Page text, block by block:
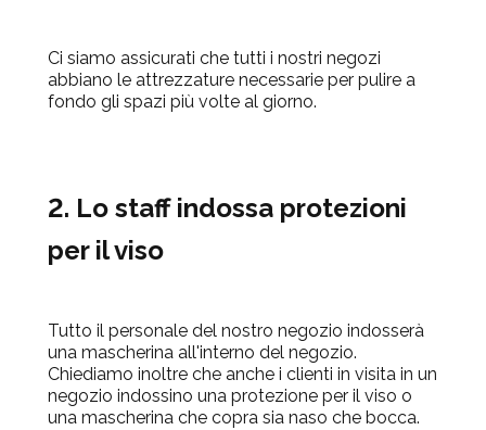
Ci siamo assicurati che tutti i nostri negozi
abbiano le attrezzature necessarie per pulire a
fondo gli spazi più volte al giorno.
2. Lo staff indossa protezioni
per il viso
Tutto il personale del nostro negozio indosserà
una mascherina all'interno del negozio.
Chiediamo inoltre che anche i clienti in visita in un
negozio indossino una protezione per il viso o
una mascherina che copra sia naso che bocca.